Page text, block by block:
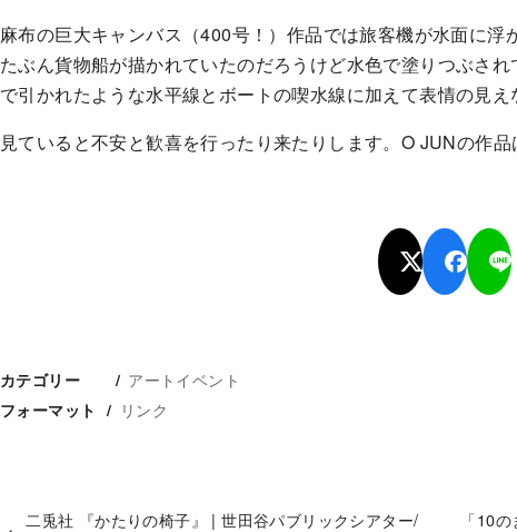
麻布の巨大キャンバス（400号！）作品では旅客機が水面に
たぶん貨物船が描かれていたのだろうけど水色で塗りつぶさ
で引かれたような水平線とボートの喫水線に加えて表情の見え
見ていると不安と歓喜を行ったり来たりします。O JUNの作品
カテゴリー アートイベント
フォーマット リンク
二兎社 『かたりの椅子』 | 世田谷パブリックシアター/
「10